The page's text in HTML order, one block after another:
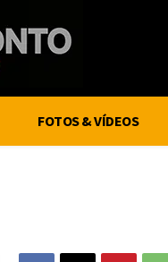
FOTOS & VÍDEOS